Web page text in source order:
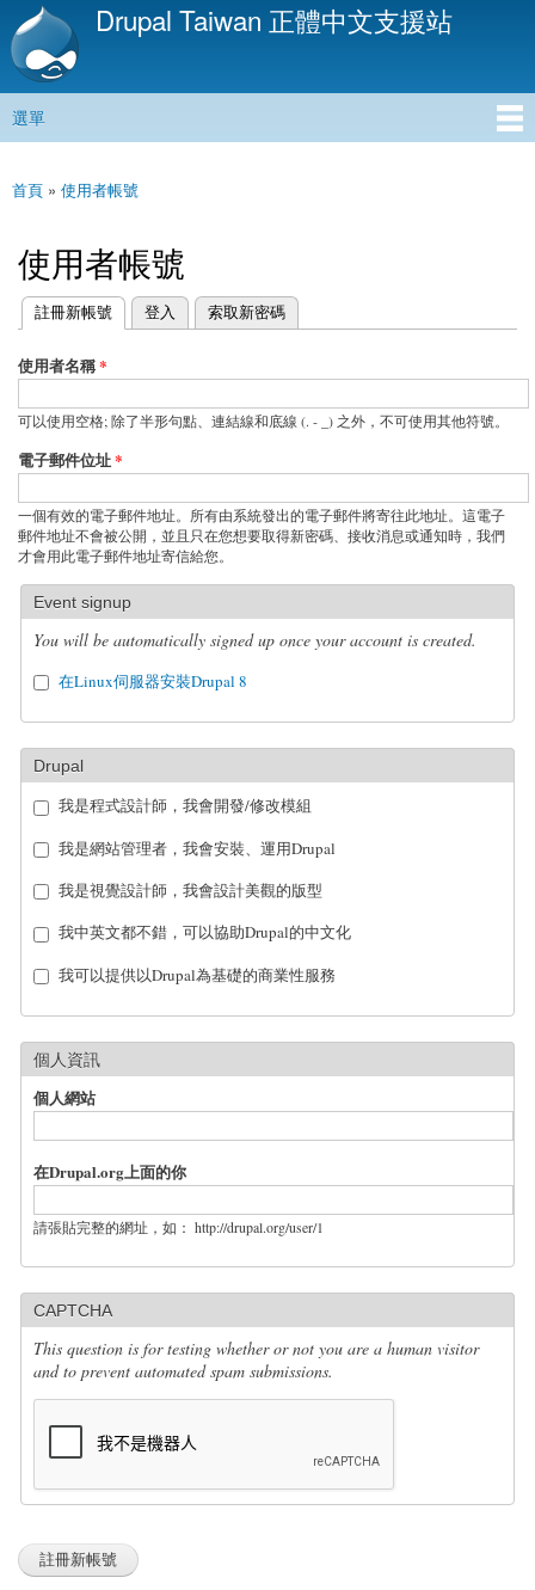
移
內
Drupal Taiwan 正體中文支援站
主選單
選單
您在這裡
首頁 » 使用者帳號
使用者帳號
主要索引標籤
註冊新帳號
(作用中頁籤) 登入 索取新密碼
使用者名稱*
可以使用空格; 除了半形句點、連結線和底線 (. - _) 之外，不可使用其他符號。
電子郵件位址*
一個有效的電子郵件地址。所有由系統發出的電子郵件將寄往此地址。這電子
郵件地址不會被公開，並且只在您想要取得新密碼、接收消息或通知時，我們
才會用此電子郵件地址寄信給您。
Event signup
You will be automatically signed up once your account is created.
在Linux伺服器安裝Drupal 8
Drupal
我是程式設計師，我會開發/修改模組
我是網站管理者，我會安裝、運用Drupal
我是視覺設計師，我會設計美觀的版型
我中英文都不錯，可以協助Drupal的中文化
我可以提供以Drupal為基礎的商業性服務
個人資訊
個人網站
在Drupal.org上面的你
請張貼完整的網址，如： http://drupal.org/user/1
CAPTCHA
This question is for testing whether or not you are a human visitor
and to prevent automated spam submissions.